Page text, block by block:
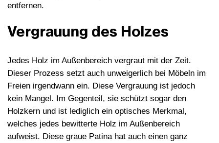
entfernen.
Vergrauung des Holzes
Jedes Holz im Außenbereich vergraut mit der Zeit.
Dieser Prozess setzt auch unweigerlich bei Möbeln im
Freien irgendwann ein. Diese Vergrauung ist jedoch
kein Mangel. Im Gegenteil, sie schützt sogar den
Holzkern und ist lediglich ein optisches Merkmal,
welches jedes bewitterte Holz im Außenbereich
aufweist. Diese graue Patina hat auch einen ganz